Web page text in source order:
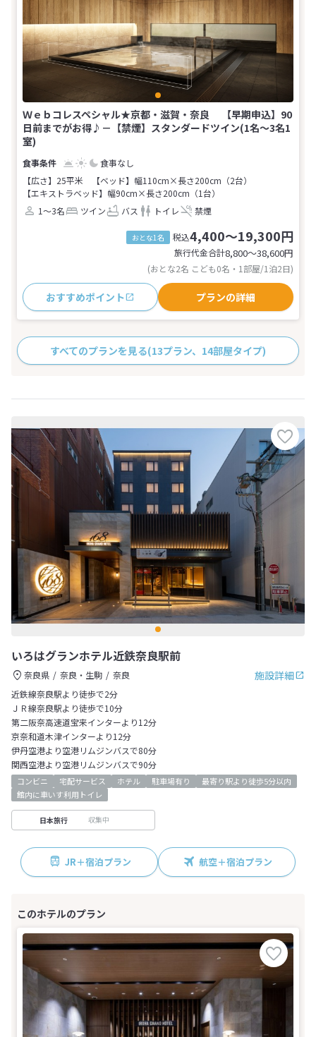
Ｗｅｂコレスペシャル★京都・滋賀・奈良 【早期申込】90
日前までがお得♪－【禁煙】スタンダードツイン(1名～3名1
室)
食事なし
【広さ】25平米
【ベッド】幅110cm×長さ200cm（2台）
【エキストラベッド】幅90cm×長さ200cm（1台）
1～3名
ツイン バス トイレ 禁煙
おとな1名 税込4,400～19,300円
旅行代金合計8,800〜38,600円
(おとな2名 こども0名・1部屋/1泊2日)
おすすめポイント プランの詳細
すべてのプランを見る(13プラン、14部屋タイプ)
いろはグランホテル近鉄奈良駅前
施設詳細
奈良県 奈良・生駒
奈良
近鉄線奈良駅より徒歩で2分
ＪＲ線奈良駅より徒歩で10分
第二阪奈高速道宝来インターより12分
京奈和道木津インターより12分
伊丹空港より空港リムジンバスで80分
関西空港より空港リムジンバスで90分
コンビニ 宅配サービス ホテル 駐車場有り
最寄り駅より徒歩5分以内
館内に車いす利用トイレ
日本旅行 収集中
JR＋宿泊プラン 航空＋宿泊プラン